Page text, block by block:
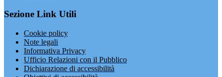
Sezione Link Utili
Cookie policy
Note legali
Informativa Privacy
Ufficio Relazioni con il Pubblico
Dichiarazione di accessibilità